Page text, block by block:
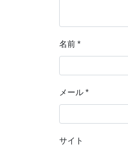
名前 *
メール *
サイト